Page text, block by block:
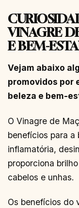
VINAGRE
E BEM-
Vejam abaixo
promovidos por
beleza e bem-
O Vinagre de
benefícios para a
inflamatória,
proporciona
cabelos e unhas.
Os benefícios do